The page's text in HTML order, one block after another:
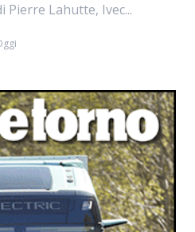
Lahutte, Ivec...